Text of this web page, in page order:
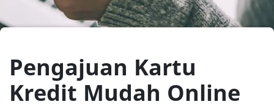
Pengajuan Kartu
Kredit Mudah Online